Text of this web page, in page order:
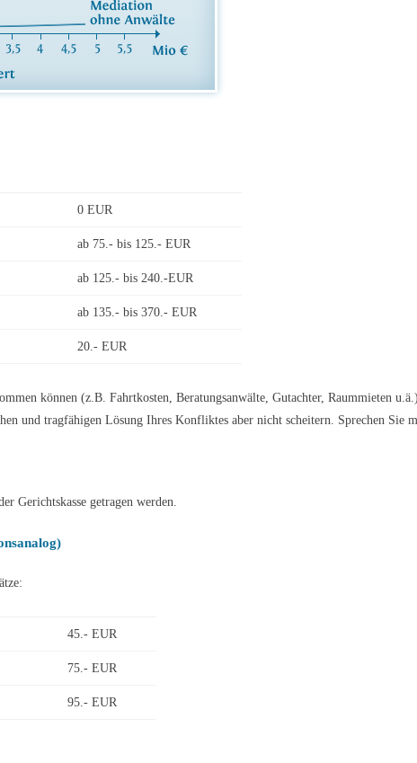
0 EUR
ab 75.- bis 125.- EUR
ab 125.- bis 240.-EUR
ab 135.- bis 370.- EUR
20.- EUR
können (z.B. Fahrtkosten, Beratungsanwälte, Gutachter, Raummieten
und tragfähigen Lösung Ihres Konfliktes aber nicht scheitern. Sprechen Sie
Gerichtskasse getragen werden.
45.- EUR
75.- EUR
95.- EUR